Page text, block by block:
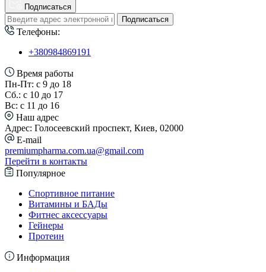
Подписаться
Подписаться
Телефоны:
+380984869191
Время работы
Пн-Пт: с 9 до 18
Сб.: с 10 до 17
Вс: с 11 до 16
Наш адрес
Адрес: Голосеевский проспект, Киев, 02000
E-mail
premiumpharma.com.ua@gmail.com
Перейти в контакты
Популярное
Спортивное питание
Витамины и БАДы
Фитнес аксессуары
Гейнеры
Протеин
Информация